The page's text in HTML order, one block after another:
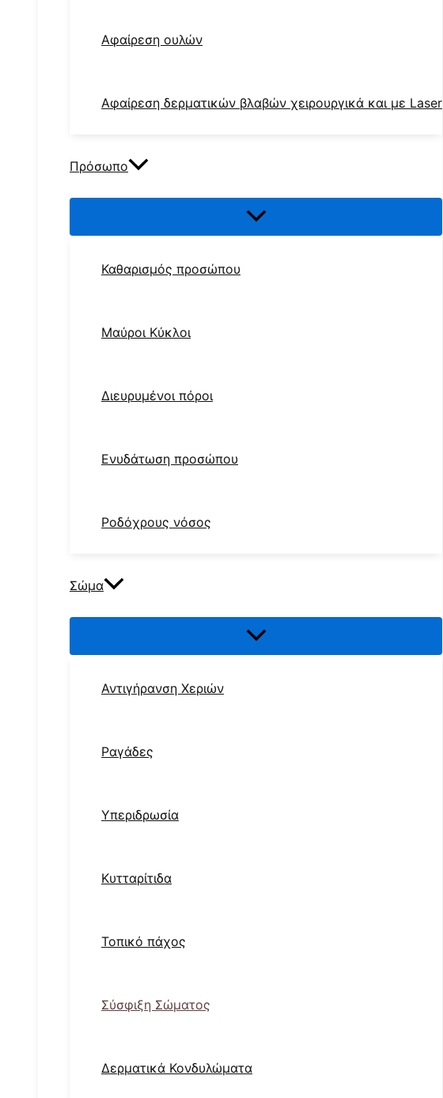
Αφαίρεση ουλών
Αφαίρεση δερματικών βλαβών χειρουργικά και με Laser
Πρόσωπο
Καθαρισμός προσώπου
Μαύροι Κύκλοι
Διευρυμένοι πόροι
Ενυδάτωση προσώπου
Ροδόχρους νόσος
Σώμα
Αντιγήρανση Χεριών
Ραγάδες
Υπεριδρωσία
Κυτταρίτιδα
Τοπικό πάχος
Σύσφιξη Σώματος
Δερματικά Κονδυλώματα